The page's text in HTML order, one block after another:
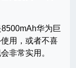
华为巨
用，或者不喜
非常实用。